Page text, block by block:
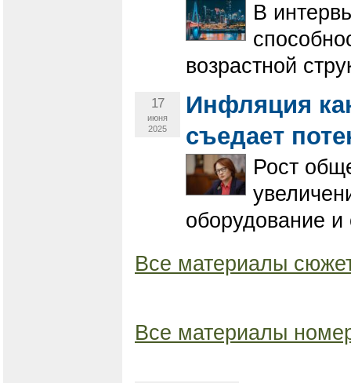
В
возрастной
17
июня
2025
Инфляция
съедает
Рост
оборудование
Все материалы
Все материалы